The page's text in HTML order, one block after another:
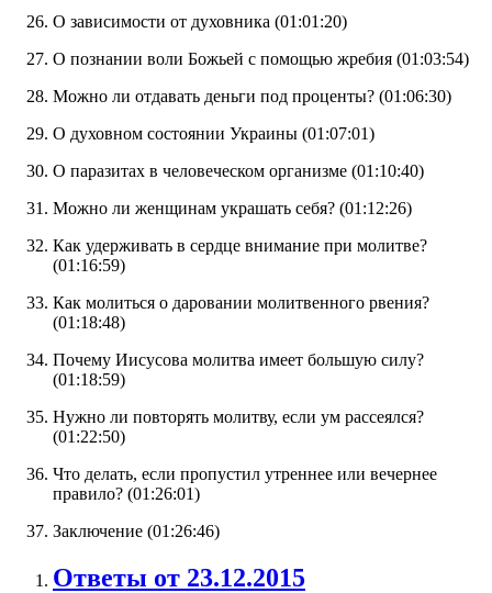
О зависимости от духовника (01:01:20)
О познании воли Божьей с помощью жребия (01:03:54)
Можно ли отдавать деньги под проценты? (01:06:30)
О духовном состоянии Украины (01:07:01)
О паразитах в человеческом организме (01:10:40)
Можно ли женщинам украшать себя? (01:12:26)
Как удерживать в сердце внимание при молитве?
(01:16:59)
Как молиться о даровании молитвенного рвения?
(01:18:48)
Почему Иисусова молитва имеет большую силу?
(01:18:59)
Нужно ли повторять молитву, если ум рассеялся?
(01:22:50)
Что делать, если пропустил утреннее или вечернее
правило? (01:26:01)
Заключение (01:26:46)
Ответы от 23.12.2015